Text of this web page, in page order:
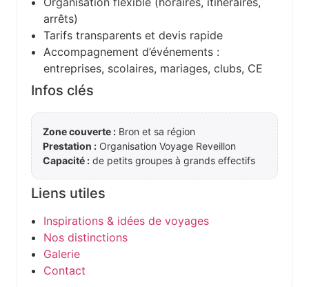
arrêts)
Tarifs transparents et devis rapide
Accompagnement d’événements :
entreprises, scolaires, mariages, clubs, CE
Infos clés
Zone couverte : Bron et sa région
Prestation : Organisation Voyage Reveillon
Capacité : de petits groupes à grands effectifs
Liens utiles
Inspirations & idées de voyages
Nos distinctions
Galerie
Contact